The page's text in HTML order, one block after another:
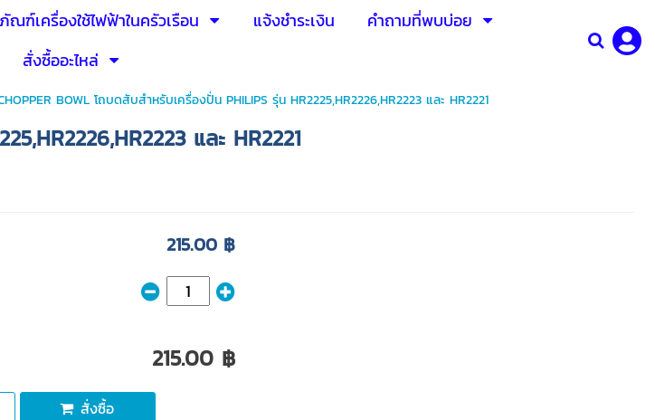
ฑ์เครื่องใช้ไฟฟ้าในครัวเรือน แจ้งชำระเงิน
คำถามที่พบบ่อย
สั่งซื้ออะไหล่
BOWL โถบดสับสำหรับเครื่องปั่น PHILIPS รุ่น HR2225,HR2226,HR2223 และ HR2221
และ HR2221
215.00 ฿
215.00 ฿
สั่งซื้อ